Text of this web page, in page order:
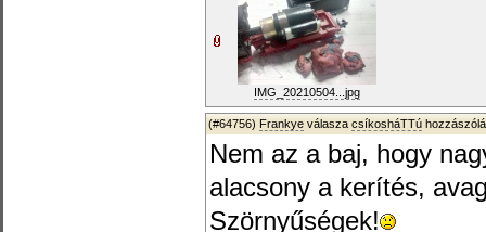
IMG_20210504...jpg
(#64756) Frankye válasza csíkosháTTú
Nem az a baj, hogy
alacsony a kerítés,
Szörnyűségek!